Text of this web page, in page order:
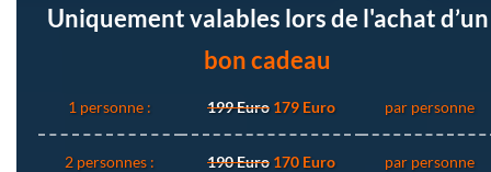
Uniquement valables lors de l'achat d’un
bon cadeau
1 personne : 199 Euro179 Euro par personne
2 personnes : 190 Euro170 Euro par personne